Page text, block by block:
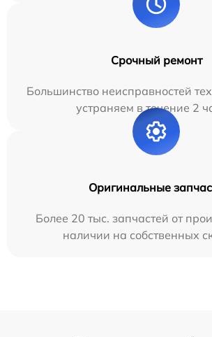
Срочный ремонт
Большинство неисправностей
устраняем в течение 2
Оригинальные
Более 20 тыс. запчастей от
наличии на собственных